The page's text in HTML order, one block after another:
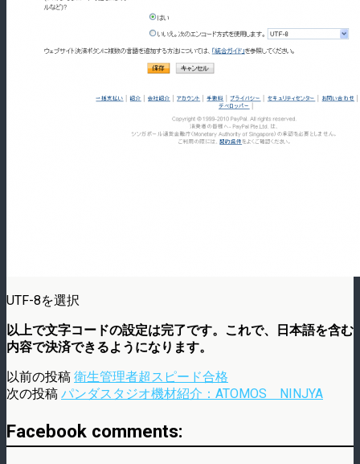
UTF-8を選択
以上で文字コードの設定は完了です。これで、日本語を含む
内容で決済できるようになります。
以前の投稿 衛生管理者超スピード合格
次の投稿 パンダスタジオ機材紹介：ATOMOS NINJYA
Facebook comments: